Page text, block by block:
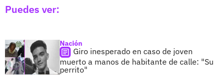
Puedes ver:
Nación
Giro inesperado en caso de joven
muerto a manos de habitante de calle: "Su
perrito"